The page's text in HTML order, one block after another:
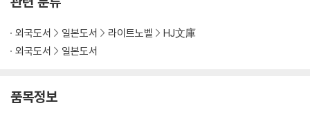
외국도서 일본도서 라이트노벨
HJ文庫
외국도서
일본도서
품목정보